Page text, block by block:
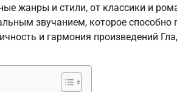
жанры и стили, от классики и
звучанием, которое способно
и гармония произведений